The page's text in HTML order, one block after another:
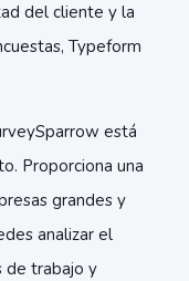
del cliente y la
Typeform
está
Proporciona una
grandes y
analizar el
de trabajo y